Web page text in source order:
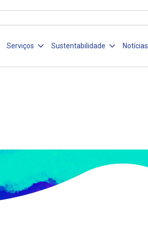
Serviços Sustentabilidade Notícias